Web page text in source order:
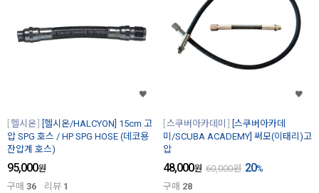
헬시온
[헬시온/HALCYON] 15cm 고
압 SPG 호스 / HP SPG HOSE (데코용
잔압계 호스)
95,000원
구매 36 리뷰 1
스쿠버아카데미
[스쿠버아카데
미/SCUBA ACADEMY] 써모(이태리)고
압
48,000원 60,000원 20%
구매 28